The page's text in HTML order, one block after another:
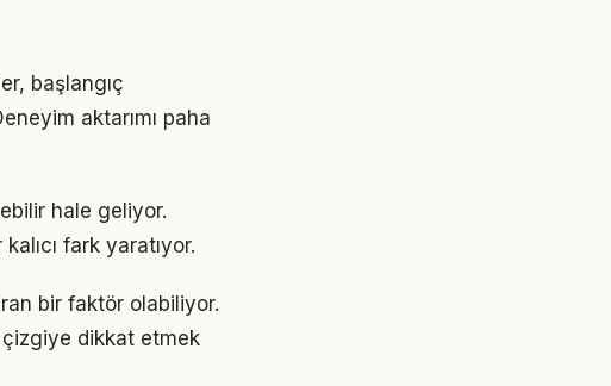
başlangıç
aktarımı paha
hale geliyor.
fark yaratıyor.
bir faktör olabiliyor.
çizgiye dikkat etmek